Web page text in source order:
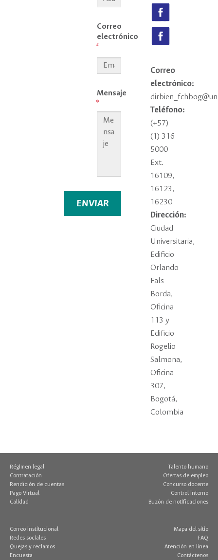
Correo
electrónico:
Teléfono:
(+57)
(1) 316
5000
Ext.
16109,
16123,
16230
Dirección:
Ciudad
Universitaria,
Edificio
Orlando
Fals
Borda,
Oficina
113 y
Edificio
Rogelio
Salmona,
Oficina
307,
Bogotá,
Colombia
Correo
electrónico
Mensaje
ENVIAR
Régimen legal
Contratación
Rendición de cuentas
Pago Virtual
Calidad
Talento humano
Ofertas de empleo
Concurso docente
Control interno
Buzón de notificaciones
Correo institucional
Redes sociales
Quejas y reclamos
Encuesta
Mapa del sitio
FAQ
Atención en línea
Contáctenos